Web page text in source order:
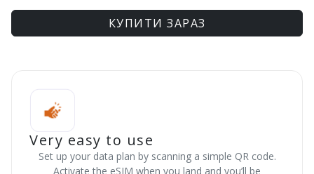
КУПИТИ ЗАРАЗ
Very easy to use
Set up your data plan by scanning a simple QR code.
Activate the eSIM when you land and you’ll be